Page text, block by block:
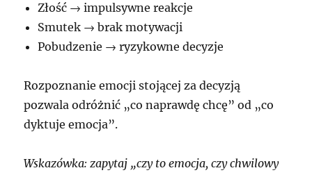
Złość → impulsywne reakcje
Smutek → brak motywacji
Pobudzenie → ryzykowne decyzje
Rozpoznanie emocji stojącej za decyzją
pozwala odróżnić „co naprawdę chcę” od „co
dyktuje emocja”.
Wskazówka: zapytaj „czy to emocja, czy chwilowy